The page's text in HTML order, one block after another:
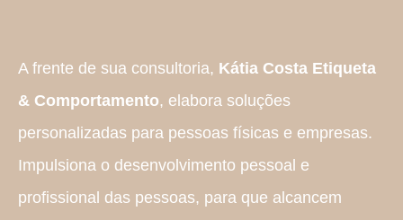
A frente de sua consultoria, Kátia Costa Etiqueta
& Comportamento, elabora soluções
personalizadas para pessoas físicas e empresas.
Impulsiona o desenvolvimento pessoal e
profissional das pessoas, para que alcancem